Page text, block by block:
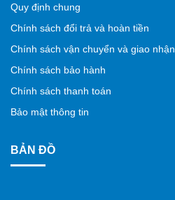
Quy định chung
Chính sách đổi trả và hoàn tiền
Chính sách vận chuyển và giao nhận
Chính sách bảo hành
Chính sách thanh toán
Bảo mật thông tin
BẢN ĐỒ